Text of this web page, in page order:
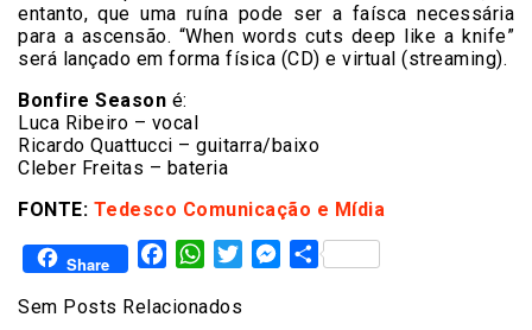
entanto, que uma ruína pode ser a faísca necessária
para a ascensão. “When words cuts deep like a knife”
será lançado em forma física (CD) e virtual (streaming).
Bonfire Season é:
Luca Ribeiro – vocal
Ricardo Quattucci – guitarra/baixo
Cleber Freitas – bateria
FONTE: Tedesco Comunicação e Mídia
Share FacebookWhatsAppTwitterMessenger
Share
Sem Posts Relacionados